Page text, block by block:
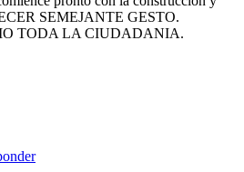
SEMEJANTE GESTO.
TODA LA CIUDADANIA.